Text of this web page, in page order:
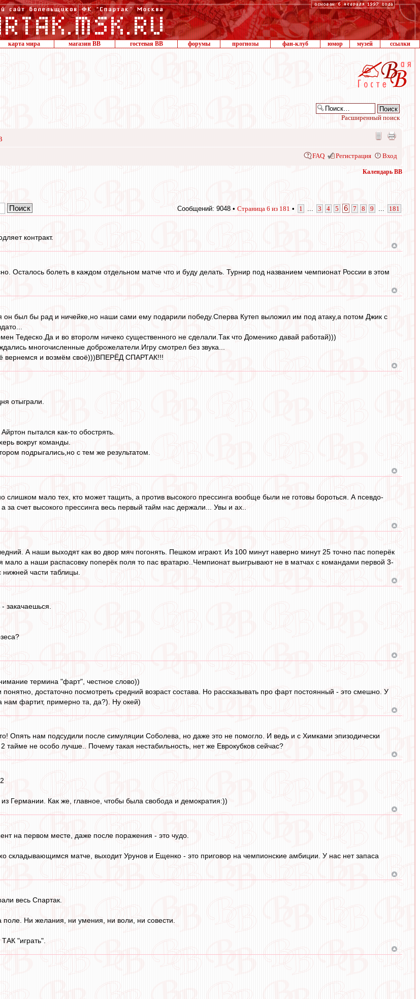
карта мира магазин ВВ гостевая ВВ форумы прогнозы фан-клуб юмор музей ссылки
Расширенный поиск
FAQ Регистрация Вход
Календарь ВВ
Сообщений: 9048 • Страница 6 из 181 • 1 3 4 5 6 7 8 9 181
контракт.
Осталось болеть в каждом отдельном матче что и буду делать. Турнир под названием чемпионат России в этом
он был бы рад и ничейке,но наши сами ему подарили победу.Сперва Кутеп выложил им под атаку,а потом Джик с
Тедеско.Да и во второлм ничеко существенного не сделали.Так что Доменико давай работай)))
многочисленные доброжелатели.Игру смотрел без звука...
вернемся и возмём своё)))ВПЕРЁД СПАРТАК!!!
отыграли.
пытался как-то обострять.
вокруг команды.
подрыгались,но с тем же результатом.
слишком мало тех, кто может тащить, а против высокого прессинга вообще были не готовы бороться. А псевдо-
за счет высокого прессинга весь первый тайм нас держали... Увы и ах..
А наши выходят как во двор мяч погонять. Пешком играют. Из 100 минут наверно минут 25 точно пас поперёк
мало а наши распасовку поперёк поля то пас вратарю..Чемпионат выигрывают не в матчах с командами первой 3-
части таблицы.
закачаешься.
термина "фарт", честное слово))
достаточно посмотреть средний возраст состава. Но рассказывать про фарт постоянный - это смешно. У
нам фартит, примерно та, да?). Ну окей)
Опять нам подсудили после симуляции Соболева, но даже это не помогло. И ведь и с Химками эпизодически
тайме не особо лучше.. Почему такая нестабильность, нет же Еврокубков сейчас?
Германии. Как же, главное, чтобы была свобода и демократия:))
на первом месте, даже после поражения - это чудо.
складывающимся матче, выходит Урунов и Ещенко - это приговор на чемпионские амбиции. У нас нет запаса
весь Спартак.
Ни желания, ни умения, ни воли, ни совести.
"играть".